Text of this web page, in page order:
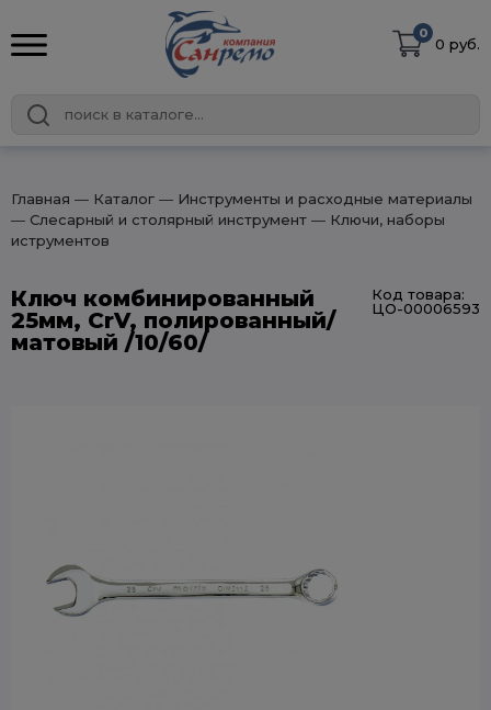
0
0 руб.
Главная ― Каталог ― Инструменты и расходные материалы
― Слесарный и столярный инструмент ― Ключи, наборы
иструментов
Ключ комбинированный
25мм, CrV, полированный/
матовый /10/60/
Код товара:
ЦО-00006593